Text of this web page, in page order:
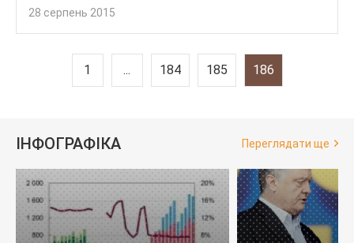
28 серпень 2015
1 ... 184 185 186
ІНФОГРАФІКА Переглядати ще